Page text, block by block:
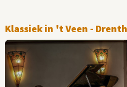
Klassiek in 't Veen -